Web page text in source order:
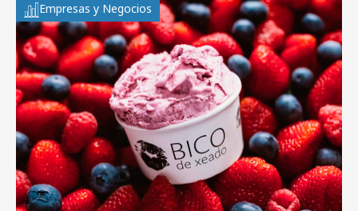
Empresas y Negocios